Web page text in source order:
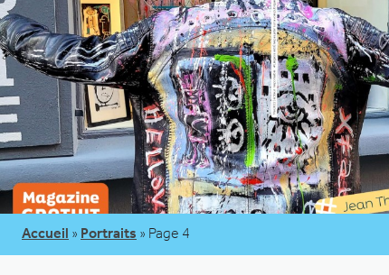
Accueil » Portraits » Page 4